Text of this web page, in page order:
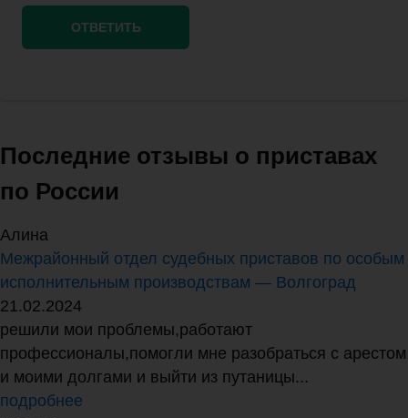
Последние отзывы о приставах
по России
Алина
Межрайонный отдел судебных приставов по особым
исполнительным производствам — Волгоград
21.02.2024
решили мои проблемы,работают
профессионалы,помогли мне разобраться с арестом
и моими долгами и выйти из путаницы...
подробнее